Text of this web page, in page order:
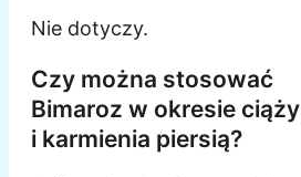
Nie dotyczy.
Czy można stosować
Bimaroz w okresie ciąży
i karmienia piersią?